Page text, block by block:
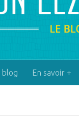
blog En savoir +